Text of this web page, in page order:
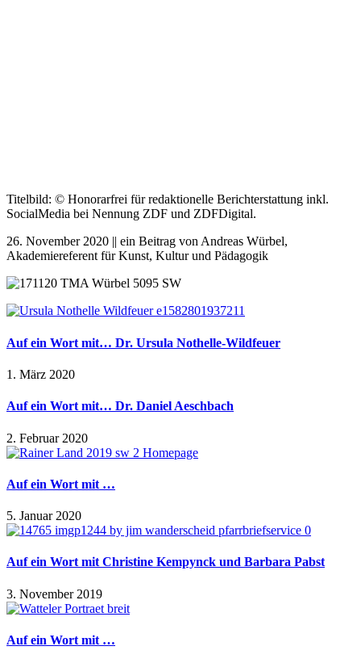
Titelbild: © Honorarfrei für redaktionelle Berichterstattung inkl.
SocialMedia bei Nennung ZDF und ZDFDigital.
26. November 2020 || ein Beitrag von Andreas Würbel,
Akademiereferent für Kunst, Kultur und Pädagogik
Auf ein Wort mit… Dr. Ursula Nothelle-Wildfeuer
1. März 2020
Auf ein Wort mit… Dr. Daniel Aeschbach
2. Februar 2020
Auf ein Wort mit …
5. Januar 2020
Auf ein Wort mit Christine Kempynck und Barbara Pabst
3. November 2019
Auf ein Wort mit …